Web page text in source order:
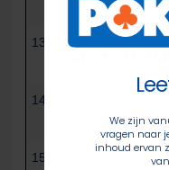
13 Marco Cantekin
14
15
We zijn
vragen naar
inhoud ervan